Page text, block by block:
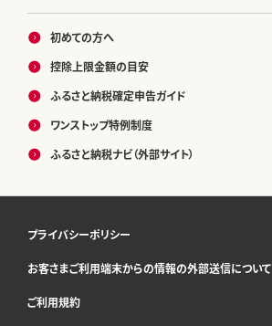
初めての方へ
控除上限金額の目安
ふるさと納税確定申告ガイド
ワンストップ特例制度
ふるさと納税ナビ（外部サイト）
プライバシーポリシー
お客さまご利用端末からの情報の外部送信について
ご利用規約